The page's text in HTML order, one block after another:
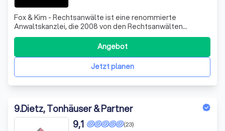
Fox & Kim - Rechtsanwälte ist eine renommierte
Anwaltskanzlei, die 2008 von den Rechtsanwälten
Ferdinand Fox, Hyun-Soo Kim und Stefan P. Ritonga
gegründet wurde. Mit unserer Expertise in verschiedenen
Rechtsgebieten wie Arbeitsrecht, Erbrecht, Privatrecht
und Forderungsrecht bieten wir unseren Manda
Jetzt planen
Angebot
9.Dietz, Tonhäuser & Partner
(23)
9,1